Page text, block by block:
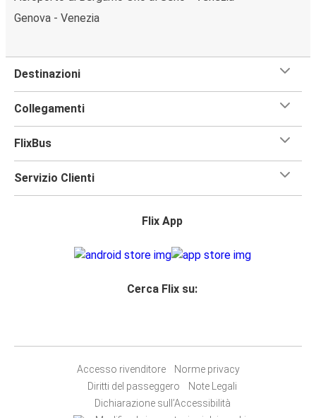
Genova - Venezia
Destinazioni
Collegamenti
FlixBus
Servizio Clienti
Flix App
Cerca Flix su:
Accesso rivenditore
Norme privacy
Diritti del passeggero
Note Legali
Dichiarazione sull’Accessibilità